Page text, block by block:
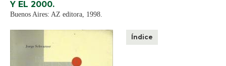
Y EL 2000.
Buenos Aires: AZ editora, 1998.
Índice